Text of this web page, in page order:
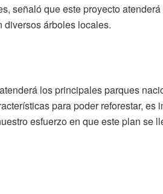
señaló que este proyecto
diversos árboles locales.
los principales parques
para poder reforestar, es
esfuerzo en que este plan se